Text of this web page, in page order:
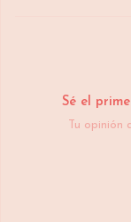
Sé el
Tu